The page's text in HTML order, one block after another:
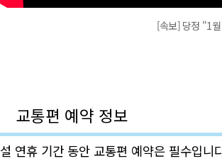
[속보] 당정 "1
교통편 예약 정보
설 연휴 기간 동안 교통편 예약은 필수입